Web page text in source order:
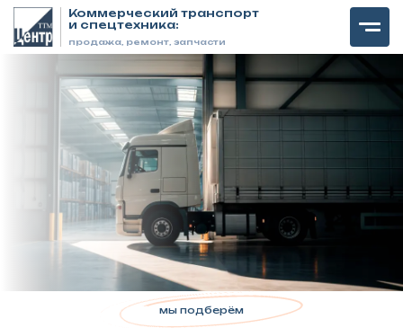
Коммерческий транспорт
и спецтехника:
продажа, ремонт, запчасти
мы подберём